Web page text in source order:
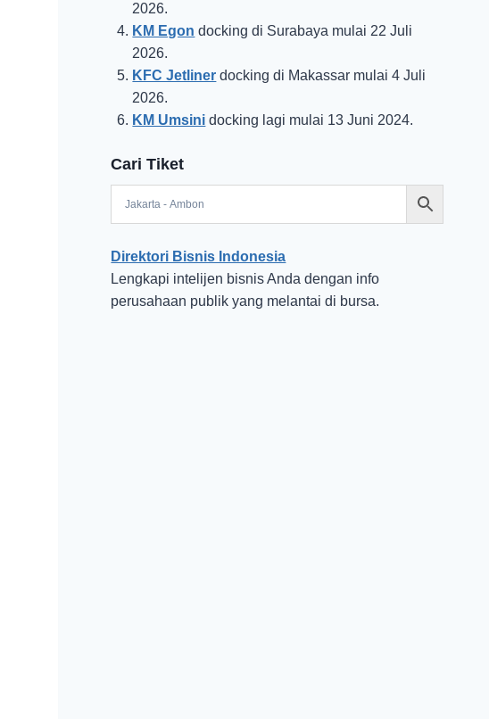
2026.
KM Egon docking di Surabaya mulai 22 Juli
2026.
KFC Jetliner docking di Makassar mulai 4 Juli
2026.
KM Umsini docking lagi mulai 13 Juni 2024.
Cari Tiket
Direktori Bisnis Indonesia
Lengkapi intelijen bisnis Anda dengan info
perusahaan publik yang melantai di bursa.